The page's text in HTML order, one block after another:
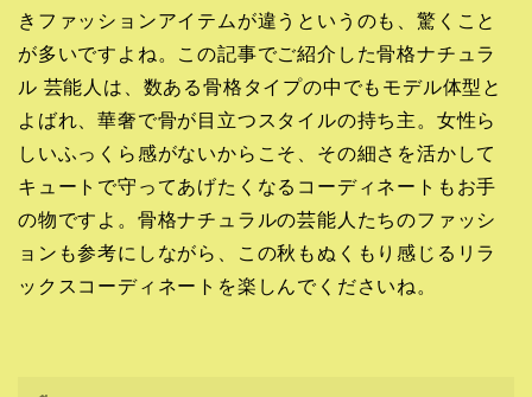
きファッションアイテムが違うというのも、驚くこと
が多いですよね。この記事でご紹介した骨格ナチュラ
ル 芸能人は、数ある骨格タイプの中でもモデル体型と
よばれ、華奢で骨が目立つスタイルの持ち主。女性ら
しいふっくら感がないからこそ、その細さを活かして
キュートで守ってあげたくなるコーディネートもお手
の物ですよ。骨格ナチュラルの芸能人たちのファッシ
ョンも参考にしながら、この秋もぬくもり感じるリラ
ックスコーディネートを楽しんでくださいね。